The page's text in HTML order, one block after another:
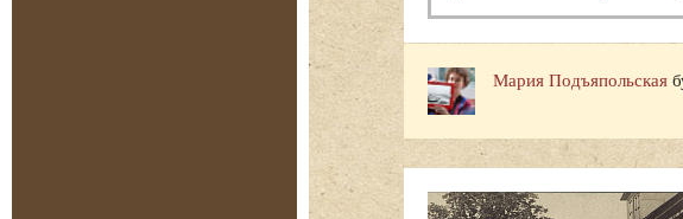
Мария Подъяпольская